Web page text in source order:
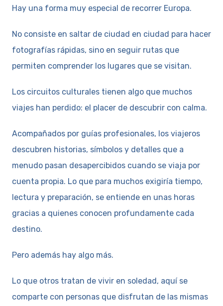
Hay una forma muy especial de recorrer Europa.
No consiste en saltar de ciudad en ciudad para hacer
fotografías rápidas, sino en seguir rutas que
permiten comprender los lugares que se visitan.
Los circuitos culturales tienen algo que muchos
viajes han perdido: el placer de descubrir con calma.
Acompañados por guías profesionales, los viajeros
descubren historias, símbolos y detalles que a
menudo pasan desapercibidos cuando se viaja por
cuenta propia. Lo que para muchos exigiría tiempo,
lectura y preparación, se entiende en unas horas
gracias a quienes conocen profundamente cada
destino.
Pero además hay algo más.
Lo que otros tratan de vivir en soledad, aquí se
comparte con personas que disfrutan de las mismas